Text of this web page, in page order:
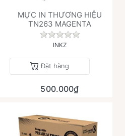
nào cho sản phẩm này.
MỰC IN THƯƠNG HIỆU
TN263 MAGENTA
Chưa có đánh giá
INKZ
Đặt hàng
500.000₫